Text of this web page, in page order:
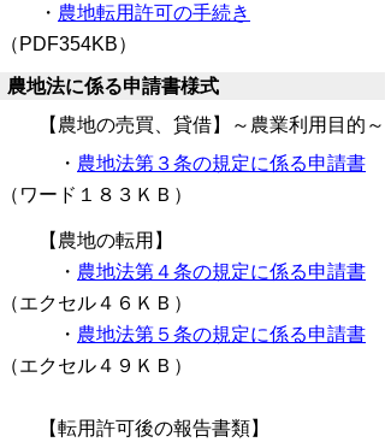
・ 農地転用許可の手続き
（PDF354KB）
農地法に係る申請書様式
【農地の売買、貸借】～農業利用目的～
・ 農地法第３条の規定に係る申請書
（ワード１８３ＫＢ）
【農地の転用】
・ 農地法第４条の規定に係る申請書
（エクセル４６ＫＢ）
・ 農地法第５条の規定に係る申請書
（エクセル４９ＫＢ）
【転用許可後の報告書類】